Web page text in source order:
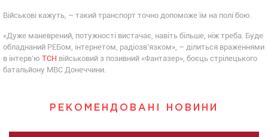
Військові кажуть, – такий транспорт точно допоможе їм на полі бою.
«Дуже маневрений, потужності вистачає, навіть більше, ніж треба. Буде
обладнаний РЕБом, інтернетом, радіозв’язком», – ділиться враженнями
в інтервʼю ТСН військовий з позивний «Фантазер», боєць стрілецького
батальйону МВС Донеччини.
РЕКОМЕНДОВАНІ НОВИНИ